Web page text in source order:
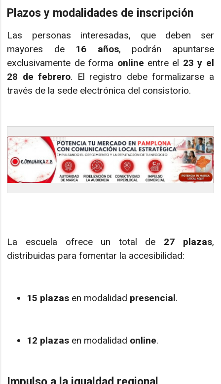
Plazos y modalidades de inscripción
Las personas interesadas, que deben ser
mayores de 16 años, podrán apuntarse
exclusivamente de forma online entre el 23 y el
28 de febrero. El registro debe formalizarse a
través de la sede electrónica del consistorio.
La escuela ofrece un total de 27 plazas,
distribuidas para fomentar la accesibilidad:
15 plazas en modalidad presencial.
12 plazas en modalidad online.